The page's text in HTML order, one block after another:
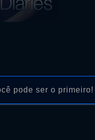
pode ser o primeiro!